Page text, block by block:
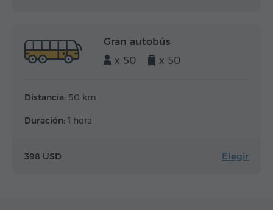
Gran autobús
x 50
x 50
Distancia: 50 km
Duración: 1 hora
398 USD Elegir